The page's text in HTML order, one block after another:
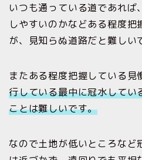
いつも通っている道であれば
しやすいのかなどある程度把
が、見知らぬ道路だと難しい
またある程度把握している見
行している最中に冠水してい
ことは難しいです。
なので土地が低いところなど